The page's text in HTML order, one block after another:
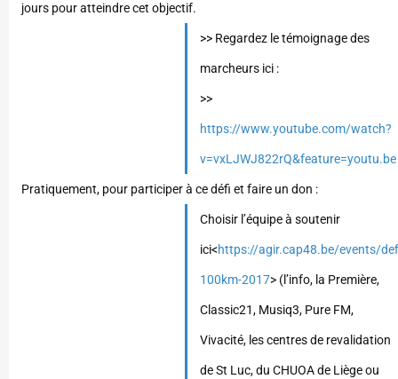
jours pour atteindre cet objectif.
>> Regardez le témoignage des
marcheurs ici :
>>
https://www.youtube.com/watch?
v=vxLJWJ822rQ&feature=youtu.be
Pratiquement, pour participer à ce défi et faire un don :
Choisir l’équipe à soutenir
ici<https://agir.cap48.be/events/
100km-2017> (l’info, la Première,
Classic21, Musiq3, Pure FM,
Vivacité, les centres de revalidation
de St Luc, du CHUOA de Liège ou